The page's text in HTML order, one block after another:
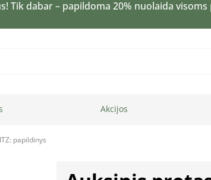
Tik dabar – papildoma 20% nuolaida visoms
Akcijos
papildinys